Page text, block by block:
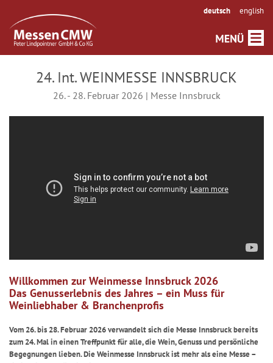
deutsch english
24. Int. WEINMESSE INNSBRUCK
26. - 28. Februar 2026 | Messe Innsbruck
Willkommen zur Weinmesse Innsbruck 2026
Das Genusserlebnis des Jahres – ein Muss für
Weinliebhaber & Branchenprofis
Vom 26. bis 28. Februar 2026 verwandelt sich die Messe Innsbruck bereits
zum 24. Mal in einen Treffpunkt für alle, die Wein, Genuss und persönliche
Begegnungen lieben. Die Weinmesse Innsbruck ist mehr als eine Messe –